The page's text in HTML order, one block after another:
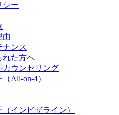
シー
由
ナンス
れた方へ
カウンセリング
All-on-4）
インビザライン）